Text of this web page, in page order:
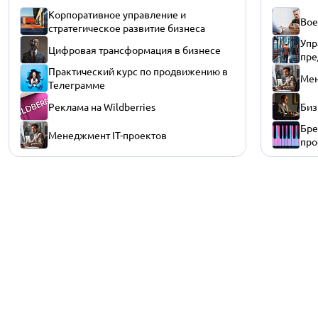
Корпоративное управление и
стратегическое развитие бизнеса
Цифровая трансформация в бизнесе
Практический курс по продвижению в
Телеграмме
Реклама на Wildberries
Менеджмент IT-проектов